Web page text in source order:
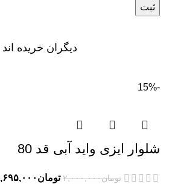
دیگران خریده اند
-15%
شلوار ایزی واید آبی قد 80
تومان۲,۰۰۰,۰۰۰ تومان